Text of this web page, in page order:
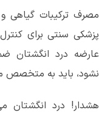
مصرف ترکیبات گیاهی و
پزشکی سنتی برای
عارضه درد انگشتان
نشود، باید به متخصص‌
هشدار! درد انگشتان